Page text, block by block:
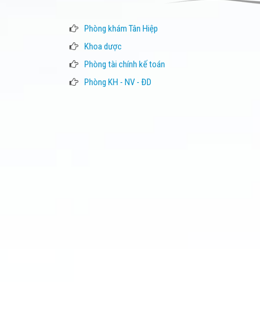
Phòng khám Tân Hiệp
Khoa dược
Phòng tài chính kế toán
Phòng KH - NV - ĐD